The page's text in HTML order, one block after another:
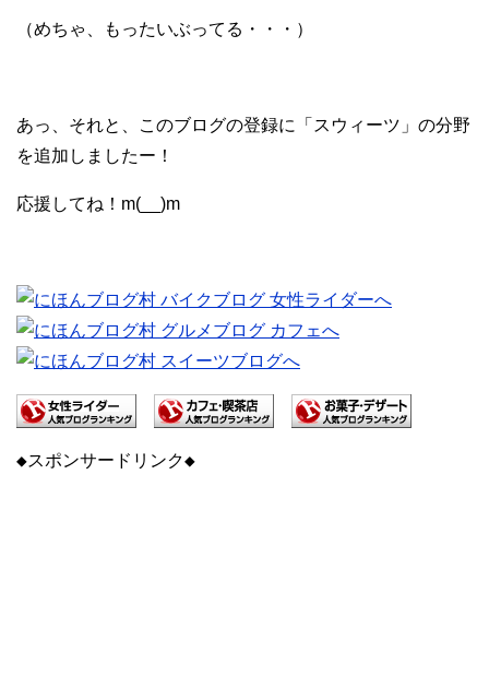
（めちゃ、もったいぶってる・・・）
あっ、それと、このブログの登録に「スウィーツ」の分野
を追加しましたー！
応援してね！m(__)m
◆スポンサードリンク◆